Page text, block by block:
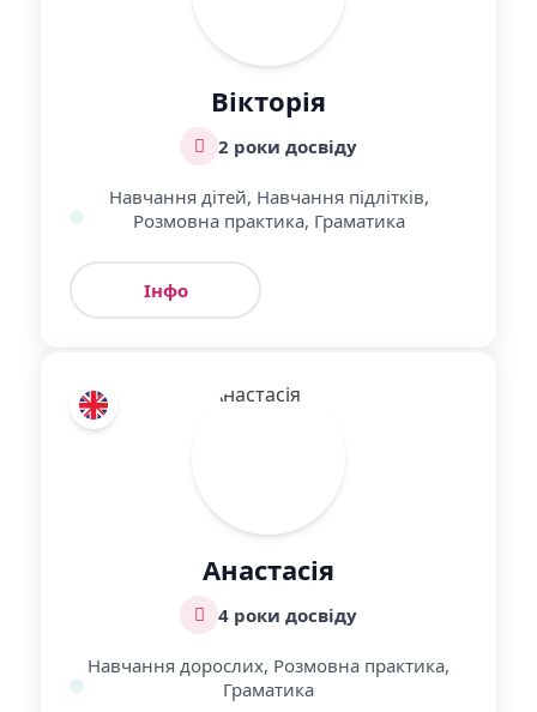
Вікторія
2 роки досвіду
Навчання дітей, Навчання підлітків,
Розмовна практика, Граматика
Інфо
Анастасія
4 роки досвіду
Навчання дорослих, Розмовна практика,
Граматика